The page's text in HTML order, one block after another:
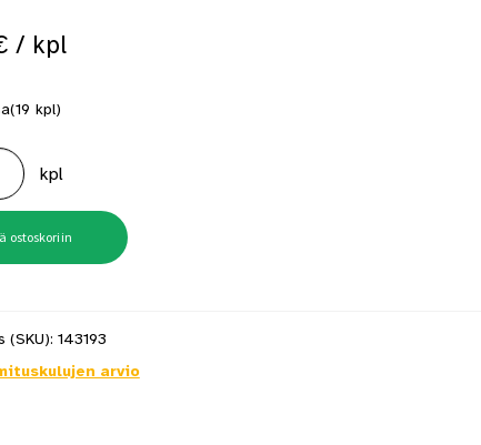
/ kpl
(19 kpl)
kpl
ostoskoriin
(SKU): 143193
arvio